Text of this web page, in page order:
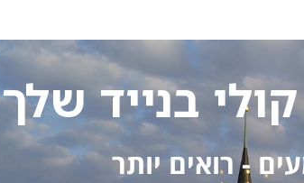
בנייד שלך
- רואים יותר